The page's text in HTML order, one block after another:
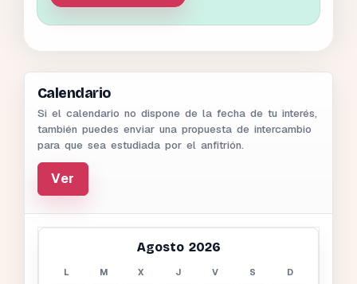
Calendario
Si el calendario no dispone de la fecha de tu interés,
también puedes enviar una propuesta de intercambio
para que sea estudiada por el anfitrión.
Ver
Agosto 2026
L M X J V S D